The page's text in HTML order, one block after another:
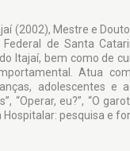
(2002), Mestre e
de Santa
Itajaí, bem como de
Atua
adolescentes
“Operar, eu?”, “O
pesquisa e